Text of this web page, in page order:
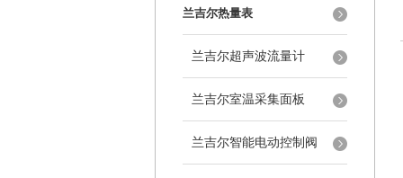
兰吉尔热量表
兰吉尔超声波流量计
兰吉尔室温采集面板
兰吉尔智能电动控制阀